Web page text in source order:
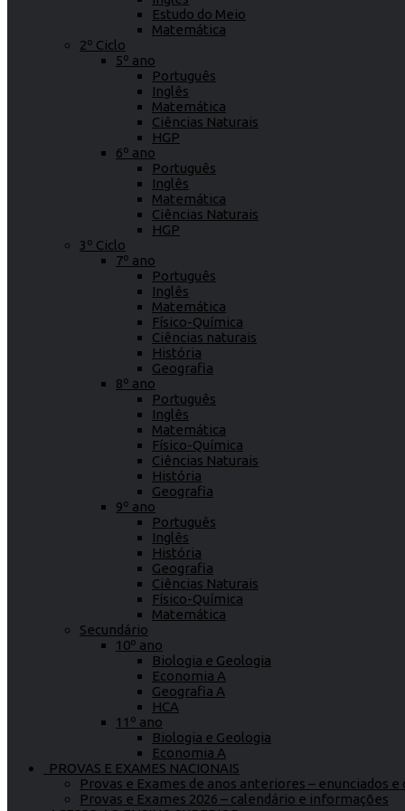
Estudo do Meio
Matemática
2º Ciclo
5º ano
Português
Inglês
Matemática
Ciências Naturais
HGP
6º ano
Português
Inglês
Matemática
Ciências Naturais
HGP
3º Ciclo
7º ano
Português
Inglês
Matemática
Físico-Química
Ciências naturais
História
Geografia
8º ano
Português
Inglês
Matemática
Físico-Química
Ciências Naturais
História
Geografia
9º ano
Português
Inglês
História
Geografia
Ciências Naturais
Físico-Química
Matemática
Secundário
10º ano
Biologia e Geologia
Economia A
Geografia A
HCA
11º ano
Biologia e Geologia
Economia A
PROVAS E EXAMES NACIONAIS
Provas e Exames de anos anteriores – enunciados
Provas e Exames 2026 – calendário e informações